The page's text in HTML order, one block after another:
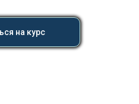
на курс